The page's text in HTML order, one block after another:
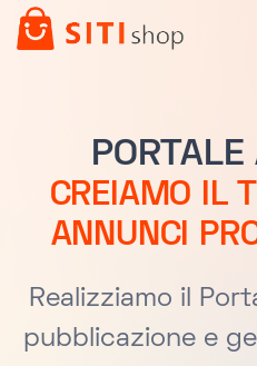
PORTALE
CREIAMO IL
ANNUNCI
Realizziamo il
pubblicazione e